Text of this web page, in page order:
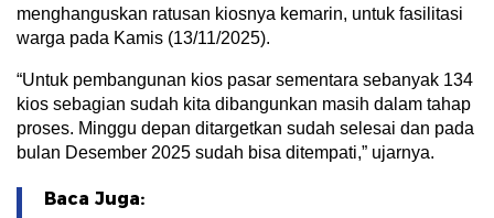
menghanguskan ratusan kiosnya kemarin, untuk fasilitasi
warga pada Kamis (13/11/2025).
“Untuk pembangunan kios pasar sementara sebanyak 134
kios sebagian sudah kita dibangunkan masih dalam tahap
proses. Minggu depan ditargetkan sudah selesai dan pada
bulan Desember 2025 sudah bisa ditempati,” ujarnya.
Baca Juga: